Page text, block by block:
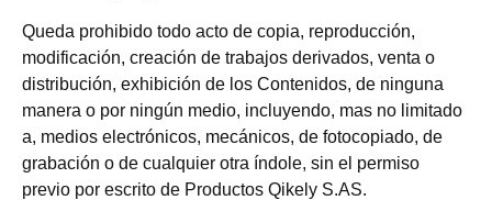
Queda prohibido todo acto de copia, reproducción,
modificación, creación de trabajos derivados, venta o
distribución, exhibición de los Contenidos, de ninguna
manera o por ningún medio, incluyendo, mas no limitado
a, medios electrónicos, mecánicos, de fotocopiado, de
grabación o de cualquier otra índole, sin el permiso
previo por escrito de Productos Qikely S.AS.